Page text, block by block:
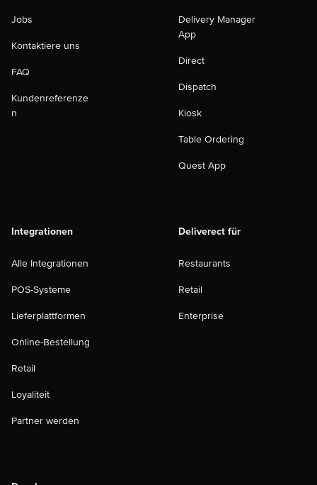
Jobs
Kontaktiere uns
FAQ
Kundenreferenze
n
Delivery Manager
App
Direct
Dispatch
Kiosk
Table Ordering
Quest App
Integrationen
Alle Integrationen
POS-Systeme
Lieferplattformen
Online-Bestellung
Retail
Loyaliteit
Partner werden
Deliverect für
Restaurants
Retail
Enterprise